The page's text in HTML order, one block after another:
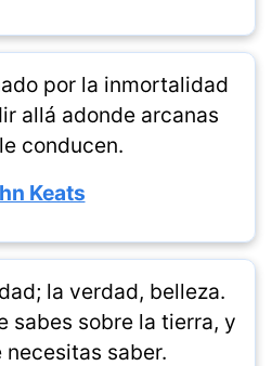
por la inmortalidad
allá adonde arcanas
conducen.
Keats
la verdad, belleza.
sabes sobre la tierra, y
saber.